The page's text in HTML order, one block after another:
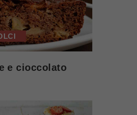
e cioccolato